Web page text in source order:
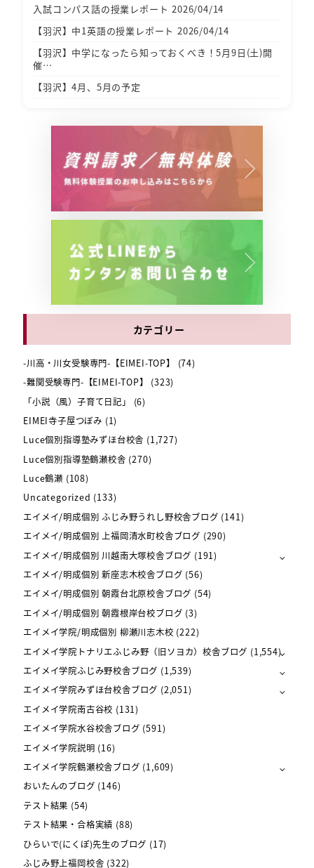
入試コンパス話の授業レポート 2026/04/14
【羽沢】中1英語の授業レポート 2026/04/14
【羽沢】中学になったら知っておくべき！5月9日(土)開
催…
【羽沢】4月、5月の予定
カテゴリー
-川高・川女受験専門-【EIMEI-TOP】
(74)
-難関受験専門-【EIMEI-TOP】
(323)
「小説（風）子育て日記」
(6)
EIMEI寺子屋つぼみ (1)
Luce個別指導塾みずほ台校舎 (1,727)
Luce個別指導塾鶴瀬校舎 (270)
Luce鶴瀬 (108)
Uncategorized (133)
エイメイ/明成個別 ふじみ野うれし野校舎ブログ (141)
エイメイ/明成個別 上福岡清水町校舎ブログ (290)
エイメイ/明成個別 川越南大塚校舎ブログ (191)
エイメイ/明成個別 新座志木校舎ブログ (56)
エイメイ/明成個別 朝霞台北原校舎ブログ (54)
エイメイ/明成個別 朝霞根岸台校ブログ (3)
エイメイ学院/明成個別 柳瀬川志木校 (222)
エイメイ学院トナリエふじみ野（旧ソヨカ）校舎ブログ (1,554)
エイメイ学院ふじみ野校舎ブログ (1,539)
エイメイ学院みずほ台校舎ブログ (2,051)
エイメイ学院南古谷校 (131)
エイメイ学院水谷校舎ブログ (591)
エイメイ学院説明 (16)
エイメイ学院鶴瀬校舎ブログ (1,609)
おいたんのブログ (146)
テスト結果 (54)
テスト結果・合格実績 (88)
ひらいで(にくぽ)先生のブログ (17)
ふじみ野上福岡校舎 (322)